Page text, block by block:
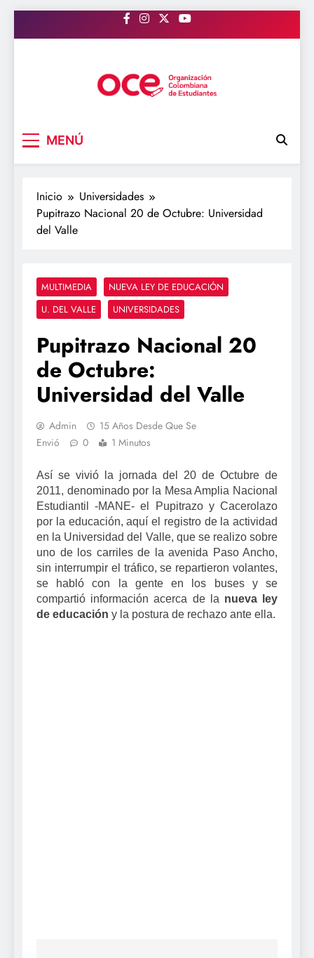
al
MENÚ
Inicio
Universidades
Pupitrazo Nacional 20 de Octubre: Universidad
del Valle
MULTIMEDIA
NUEVA LEY DE EDUCACIÓN
U. DEL VALLE
UNIVERSIDADES
Pupitrazo Nacional 20
de Octubre:
Universidad del Valle
Admin
15 Años Desde Que Se
Envió
0 1 Minutos
Así se vivió la jornada del 20 de Octubre de
2011, denominado por la Mesa Amplia Nacional
Estudiantil -MANE- el Pupitrazo y Cacerolazo
por la educación, aquí el registro de la actividad
en la Universidad del Valle, que se realizo sobre
uno de los carriles de la avenida Paso Ancho,
sin interrumpir el tráfico, se repartieron volantes,
se habló con la gente en los buses y se
compartió información acerca de la nueva ley
de educación y la postura de rechazo ante ella.